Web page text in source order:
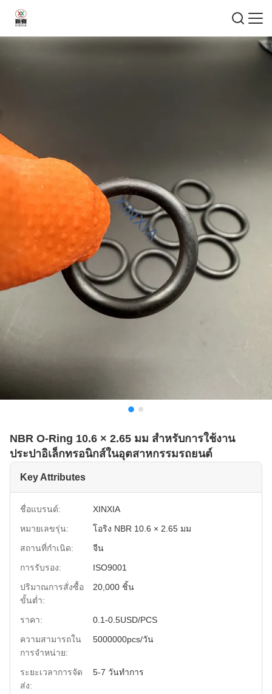
NBR O-Ring 10.6 × 2.65 มม สําหรับการใช้งาน
ประปาอิเล็กทรอนิกส์ในอุตสาหกรรมรถยนต์
Key Attributes
ชื่อแบรนด์:
XINXIA
หมายเลขรุ่น:
โอริง NBR 10.6 × 2.65 มม
สถานที่กำเนิด:
จีน
การรับรอง:
ISO9001
ปริมาณการสั่งซื้อ
ขั้นต่ำ:
20,000 ชิ้น
ราคา:
0.1-0.5USD/PCS
ความสามารถใน
การจําหน่าย:
5000000pcs/วัน
ระยะเวลาการจัด
ส่ง:
5-7 วันทำการ